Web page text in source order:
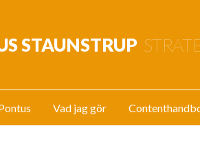
STAUNSTRUP
Vad jag gör